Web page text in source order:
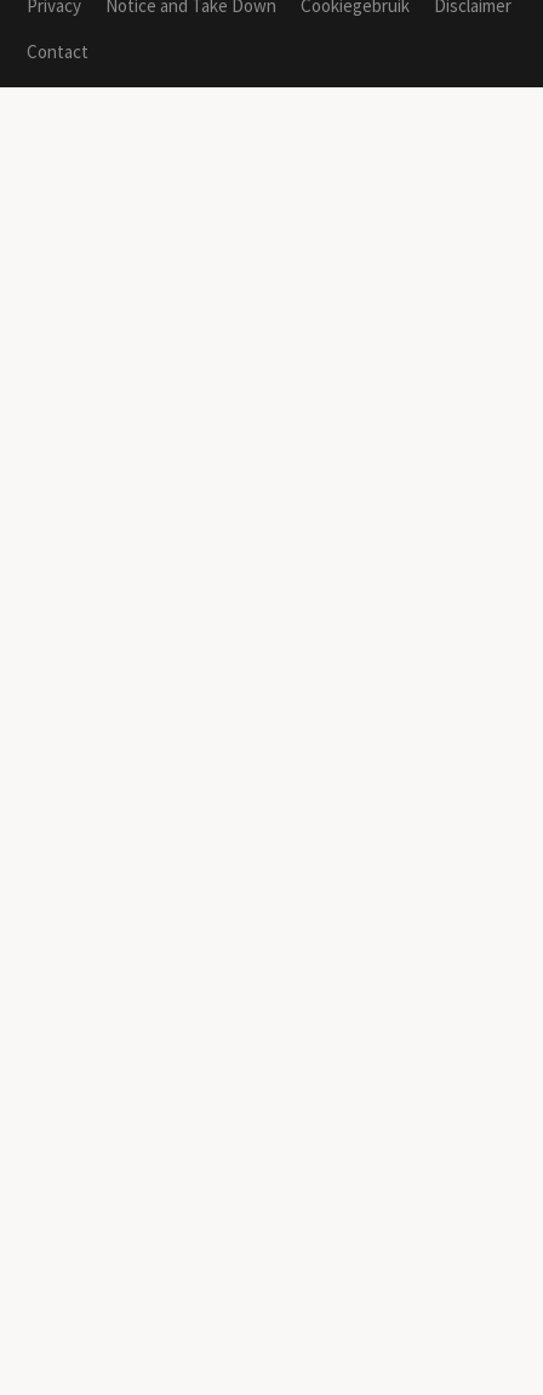
Privacy Notice and Take Down Cookiegebruik
Disclaimer
Contact